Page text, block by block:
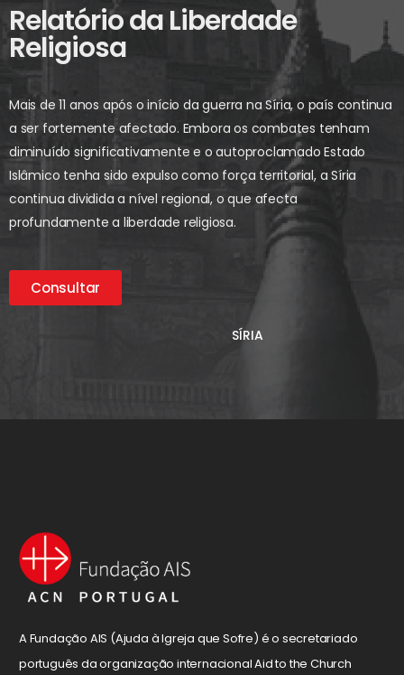
Relatório da Liberdade
Religiosa
Mais de 11 anos após o início da guerra na Síria, o país continua
a ser fortemente afectado. Embora os combates tenham
diminuído significativamente e o autoproclamado Estado
Islâmico tenha sido expulso como força territorial, a Síria
continua dividida a nível regional, o que afecta
profundamente a liberdade religiosa.
Consultar
SÍRIA
A Fundação AIS (Ajuda à Igreja que Sofre) é o secretariado
português da organização internacional Aid to the Church